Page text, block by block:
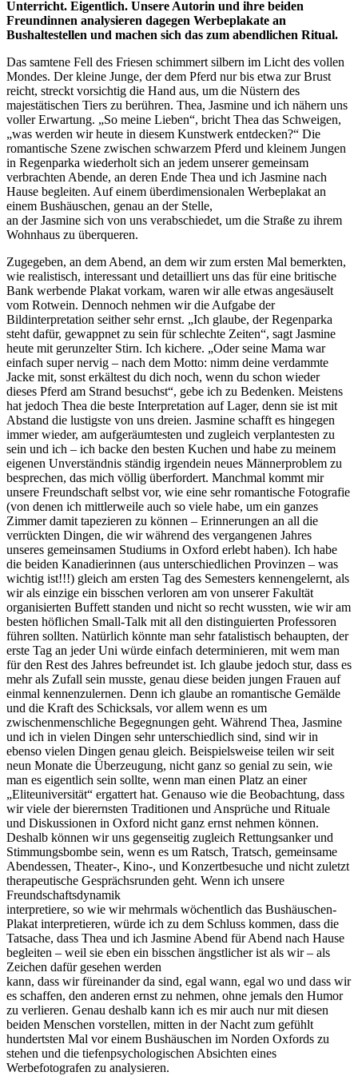
Unterricht. Eigentlich. Unsere Autorin und ihre beiden
Freundinnen analysieren dagegen Werbeplakate an
Bushaltestellen und machen sich das zum abendlichen Ritual.
Das samtene Fell des Friesen schimmert silbern im Licht des vollen
Mondes. Der kleine Junge, der dem Pferd nur bis etwa zur Brust
reicht, streckt vorsichtig die Hand aus, um die Nüstern des
majestätischen Tiers zu berühren. Thea, Jasmine und ich nähern uns
voller Erwartung. „So meine Lieben“, bricht Thea das Schweigen,
„was werden wir heute in diesem Kunstwerk entdecken?“ Die
romantische Szene zwischen schwarzem Pferd und kleinem Jungen
in Regenparka wiederholt sich an jedem unserer gemeinsam
verbrachten Abende, an deren Ende Thea und ich Jasmine nach
Hause begleiten. Auf einem überdimensionalen Werbeplakat an
einem Bushäuschen, genau an der Stelle,
an der Jasmine sich von uns verabschiedet, um die Straße zu ihrem
Wohnhaus zu überqueren.
Zugegeben, an dem Abend, an dem wir zum ersten Mal bemerkten,
wie realistisch, interessant und detailliert uns das für eine britische
Bank werbende Plakat vorkam, waren wir alle etwas angesäuselt
vom Rotwein. Dennoch nehmen wir die Aufgabe der
Bildinterpretation seither sehr ernst. „Ich glaube, der Regenparka
steht dafür, gewappnet zu sein für schlechte Zeiten“, sagt Jasmine
heute mit gerunzelter Stirn. Ich kichere. „Oder seine Mama war
einfach super nervig – nach dem Motto: nimm deine verdammte
Jacke mit, sonst erkältest du dich noch, wenn du schon wieder
dieses Pferd am Strand besuchst“, gebe ich zu Bedenken. Meistens
hat jedoch Thea die beste Interpretation auf Lager, denn sie ist mit
Abstand die lustigste von uns dreien. Jasmine schafft es hingegen
immer wieder, am aufgeräumtesten und zugleich verplantesten zu
sein und ich – ich backe den besten Kuchen und habe zu meinem
eigenen Unverständnis ständig irgendein neues Männerproblem zu
besprechen, das mich völlig überfordert. Manchmal kommt mir
unsere Freundschaft selbst vor, wie eine sehr romantische Fotografie
(von denen ich mittlerweile auch so viele habe, um ein ganzes
Zimmer damit tapezieren zu können – Erinnerungen an all die
verrückten Dingen, die wir während des vergangenen Jahres
unseres gemeinsamen Studiums in Oxford erlebt haben). Ich habe
die beiden Kanadierinnen (aus unterschiedlichen Provinzen – was
wichtig ist!!!) gleich am ersten Tag des Semesters kennengelernt, als
wir als einzige ein bisschen verloren am von unserer Fakultät
organisierten Buffett standen und nicht so recht wussten, wie wir am
besten höflichen Small-Talk mit all den distinguierten Professoren
führen sollten. Natürlich könnte man sehr fatalistisch behaupten, der
erste Tag an jeder Uni würde einfach determinieren, mit wem man
für den Rest des Jahres befreundet ist. Ich glaube jedoch stur, dass es
mehr als Zufall sein musste, genau diese beiden jungen Frauen auf
einmal kennenzulernen. Denn ich glaube an romantische Gemälde
und die Kraft des Schicksals, vor allem wenn es um
zwischenmenschliche Begegnungen geht. Während Thea, Jasmine
und ich in vielen Dingen sehr unterschiedlich sind, sind wir in
ebenso vielen Dingen genau gleich. Beispielsweise teilen wir seit
neun Monate die Überzeugung, nicht ganz so genial zu sein, wie
man es eigentlich sein sollte, wenn man einen Platz an einer
„Eliteuniversität“ ergattert hat. Genauso wie die Beobachtung, dass
wir viele der bierernsten Traditionen und Ansprüche und Rituale
und Diskussionen in Oxford nicht ganz ernst nehmen können.
Deshalb können wir uns gegenseitig zugleich Rettungsanker und
Stimmungsbombe sein, wenn es um Ratsch, Tratsch, gemeinsame
Abendessen, Theater-, Kino-, und Konzertbesuche und nicht zuletzt
therapeutische Gesprächsrunden geht. Wenn ich unsere
Freundschaftsdynamik
interpretiere, so wie wir mehrmals wöchentlich das Bushäuschen-
Plakat interpretieren, würde ich zu dem Schluss kommen, dass die
Tatsache, dass Thea und ich Jasmine Abend für Abend nach Hause
begleiten – weil sie eben ein bisschen ängstlicher ist als wir – als
Zeichen dafür gesehen werden
kann, dass wir füreinander da sind, egal wann, egal wo und dass wir
es schaffen, den anderen ernst zu nehmen, ohne jemals den Humor
zu verlieren. Genau deshalb kann ich es mir auch nur mit diesen
beiden Menschen vorstellen, mitten in der Nacht zum gefühlt
hundertsten Mal vor einem Bushäuschen im Norden Oxfords zu
stehen und die tiefenpsychologischen Absichten eines
Werbefotografen zu analysieren.